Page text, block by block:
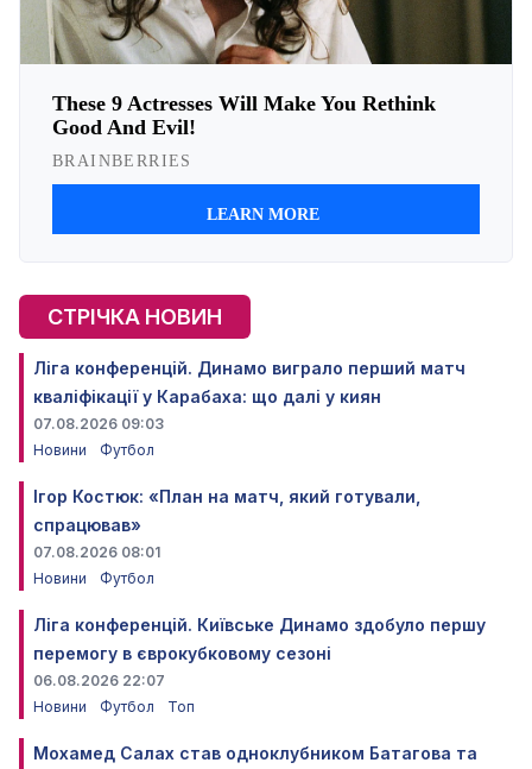
СТРІЧКА НОВИН
Ліга конференцій. Динамо виграло перший матч
кваліфікації у Карабаха: що далі у киян
07.08.2026 09:03
Новини
Футбол
Ігор Костюк: «План на матч, який готували,
спрацював»
07.08.2026 08:01
Новини
Футбол
Ліга конференцій. Київське Динамо здобуло першу
перемогу в єврокубковому сезоні
06.08.2026 22:07
Новини
Футбол Топ
Мохамед Салах став одноклубником Батагова та